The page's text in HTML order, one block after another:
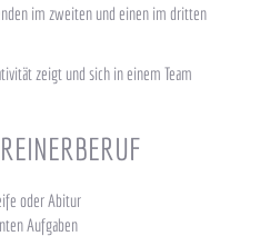
im zweiten und einen im dritten
zeigt und sich in einem Team
oder Abitur
Aufgaben